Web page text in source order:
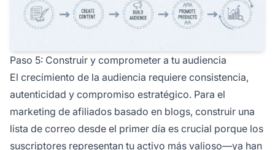
Paso 5: Construir y comprometer a tu audiencia
El crecimiento de la audiencia requiere consistencia,
autenticidad y compromiso estratégico. Para el
marketing de afiliados basado en blogs, construir una
lista de correo desde el primer día es crucial porque los
suscriptores representan tu activo más valioso—ya han